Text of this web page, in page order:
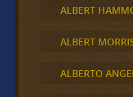
ALBERT
ALBERT
ALBERTO